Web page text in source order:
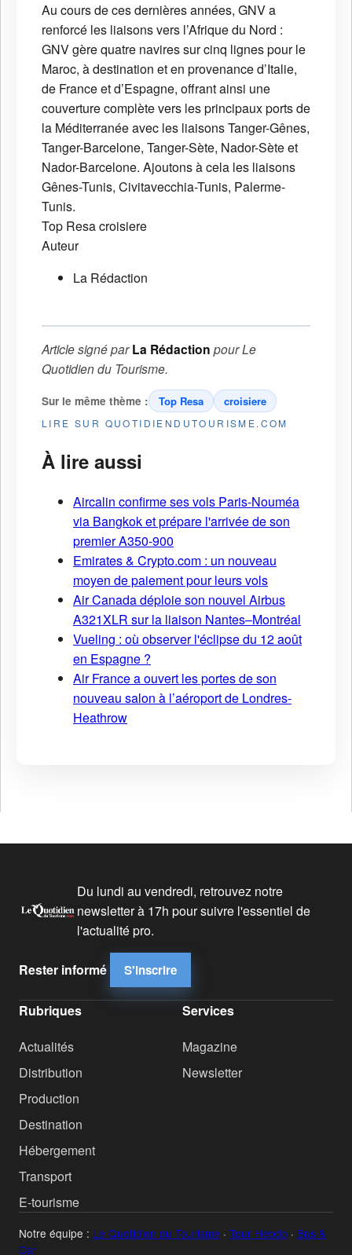
Au cours de ces dernières années, GNV a
renforcé les liaisons vers l’Afrique du Nord :
GNV gère quatre navires sur cinq lignes pour le
Maroc, à destination et en provenance d’Italie,
de France et d’Espagne, offrant ainsi une
couverture complète vers les principaux ports de
la Méditerranée avec les liaisons Tanger-Gênes,
Tanger-Barcelone, Tanger-Sète, Nador-Sète et
Nador-Barcelone. Ajoutons à cela les liaisons
Gênes-Tunis, Civitavecchia-Tunis, Palerme-
Tunis.
Top Resacroisiere
Auteur
La Rédaction
Article signé parLa Rédaction pourLe
Quotidien du Tourisme.
Sur le même thème : Top Resa croisiere
LIRE SUR QUOTIDIENDUTOURISME.COM
À lire aussi
Aircalin confirme ses vols Paris-Nouméa
via Bangkok et prépare l'arrivée de son
premier A350-900
Emirates & Crypto.com : un nouveau
moyen de paiement pour leurs vols
Air Canada déploie son nouvel Airbus
A321XLR sur la liaison Nantes–Montréal
Vueling : où observer l'éclipse du 12 août
en Espagne ?
Air France a ouvert les portes de son
nouveau salon à l’aéroport de Londres-
Heathrow
Du lundi au vendredi, retrouvez notre
newsletter à 17h pour suivre l'essentiel de
l'actualité pro.
Rester informé S'inscrire
Rubriques
Actualités
Distribution
Production
Destination
Hébergement
Transport
E-tourisme
Services
Magazine
Newsletter
Notre équipe : Le Quotidien du Tourisme · Tour Hebdo · Bus &
Car